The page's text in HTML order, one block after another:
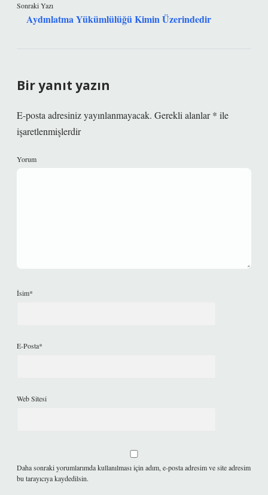
Sonraki Yazı
Aydınlatma Yükümlülüğü Kimin Üzerindedir
Bir yanıt yazın
E-posta adresiniz yayınlanmayacak. Gerekli alanlar* ile
işaretlenmişlerdir
Yorum
İsim*
E-Posta*
Web Sitesi
Daha sonraki yorumlarımda kullanılması için adım, e-posta adresim ve site adresim
bu tarayıcıya kaydedilsin.